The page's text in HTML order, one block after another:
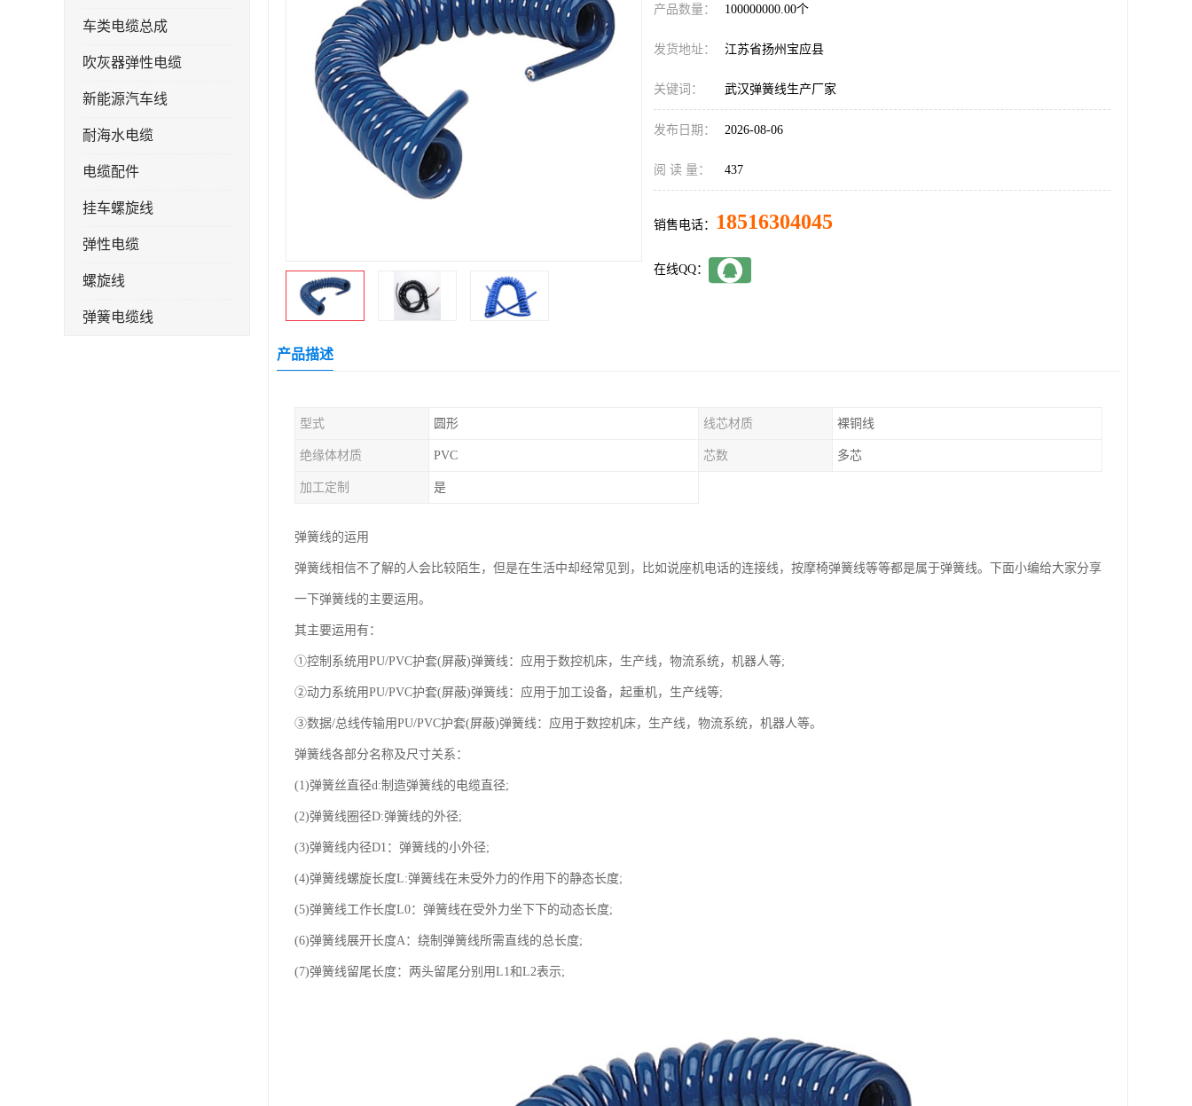
车类电缆总成
吹灰器弹性电缆
新能源汽车线
耐海水电缆
电缆配件
挂车螺旋线
弹性电缆
螺旋线
弹簧电缆线
产品数量： 100000000.00个
发货地址： 江苏省扬州宝应县
关键词： 武汉弹簧线生产厂家
发布日期： 2026-08-06
阅 读 量： 437
销售电话： 18516304045
在线QQ：
产品描述
型式 圆形 线芯材质 裸铜线
绝缘体材质 PVC 芯数 多芯
加工定制 是
弹簧线的运用
弹簧线相信不了解的人会比较陌生，但是在生活中却经常见到，比如说座机电话的连接线，按摩椅弹簧线等等都是属于弹簧线。下面小编给大家分享
一下弹簧线的主要运用。
其主要运用有：
①控制系统用PU/PVC护套(屏蔽)弹簧线：应用于数控机床，生产线，物流系统，机器人等;
②动力系统用PU/PVC护套(屏蔽)弹簧线：应用于加工设备，起重机，生产线等;
③数据/总线传输用PU/PVC护套(屏蔽)弹簧线：应用于数控机床，生产线，物流系统，机器人等。
弹簧线各部分名称及尺寸关系：
(1)弹簧丝直径d:制造弹簧线的电缆直径;
(2)弹簧线圈径D:弹簧线的外径;
(3)弹簧线内径D1：弹簧线的小外径;
(4)弹簧线螺旋长度L:弹簧线在未受外力的作用下的静态长度;
(5)弹簧线工作长度L0：弹簧线在受外力坐下下的动态长度;
(6)弹簧线展开长度A：绕制弹簧线所需直线的总长度;
(7)弹簧线留尾长度：两头留尾分别用L1和L2表示;